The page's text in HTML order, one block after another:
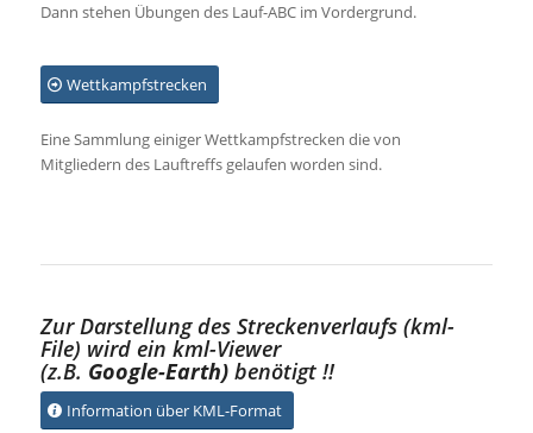
Dann stehen Übungen des Lauf-ABC im Vordergrund.
Wettkampfstrecken
Eine Sammlung einiger Wettkampfstrecken die von
Mitgliedern des Lauftreffs gelaufen worden sind.
Zur Darstellung des Streckenverlaufs (kml-
File) wird ein kml-Viewer
(z.B. Google-Earth)benötigt !!
Information über KML-Format